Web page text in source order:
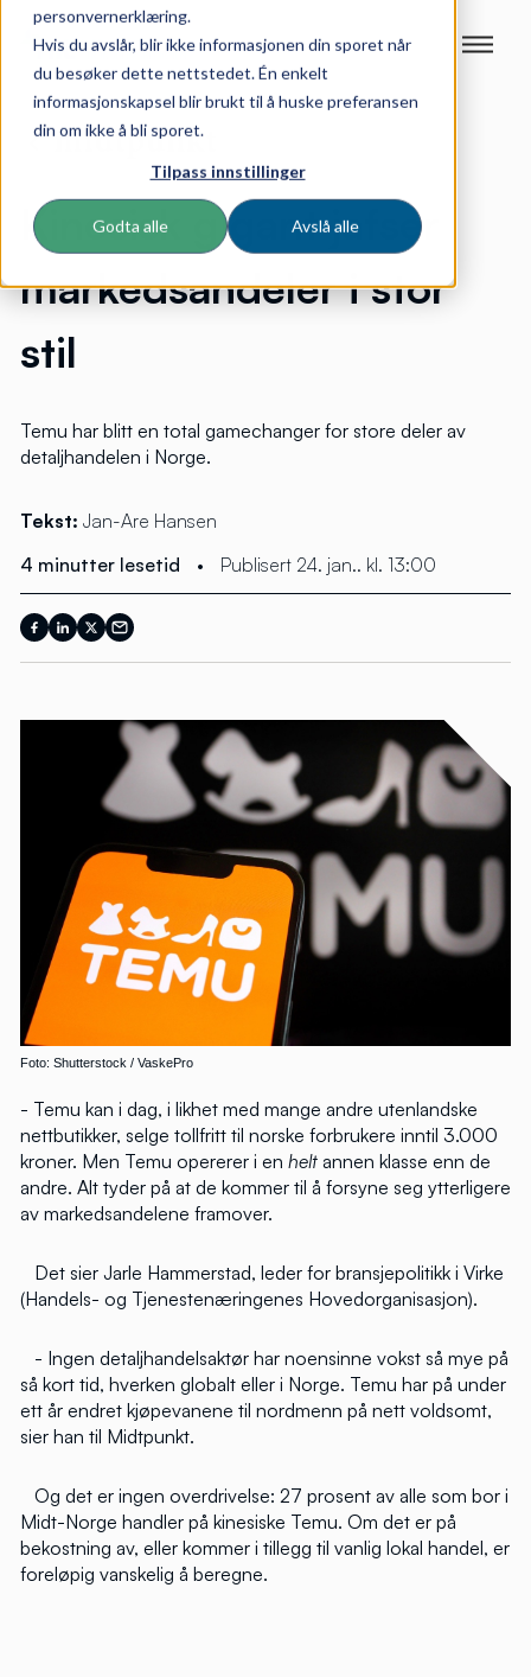
personvernerklæring.
Hvis du avslår, blir ikke informasjonen din sporet når
du besøker dette nettstedet. Én enkelt
informasjonskapsel blir brukt til å huske preferansen
din om ikke å bli sporet.
Tilpass innstillinger
Godta alle Avslå alle
Kinesisk gigant jafser
markedsandeler i stor
stil
Temu har blitt en total gamechanger for store deler av
detaljhandelen i Norge.
Tekst: Jan-Are Hansen
4 minutter lesetid
• Publisert 24. jan.. kl. 13:00
Foto: Shutterstock / VaskePro
- Temu kan i dag, i likhet med mange andre utenlandske
nettbutikker, selge tollfritt til norske forbrukere inntil 3.000
kroner. Men Temu opererer i en helt annen klasse enn de
andre. Alt tyder på at de kommer til å forsyne seg ytterligere
av markedsandelene framover.
Det sier Jarle Hammerstad, leder for bransjepolitikk i Virke
(Handels- og Tjenestenæringenes Hovedorganisasjon).
- Ingen detaljhandelsaktør har noensinne vokst så mye på
så kort tid, hverken globalt eller i Norge. Temu har på under
ett år endret kjøpevanene til nordmenn på nett voldsomt,
sier han til Midtpunkt.
Og det er ingen overdrivelse: 27 prosent av alle som bor i
Midt-Norge handler på kinesiske Temu. Om det er på
bekostning av, eller kommer i tillegg til vanlig lokal handel, er
foreløpig vanskelig å beregne.